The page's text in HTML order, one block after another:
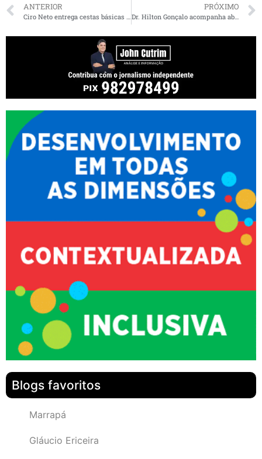
ANTERIOR PRÓXIMO
Dr. Hilton Gonçalo acompanha abertura da vacinação de crianças em Santa Rita
Blogs favoritos
Marrapá
Gláucio Ericeira